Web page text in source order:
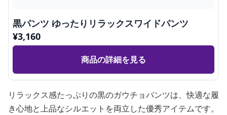
黒パンツ ゆったりリラックスワイドパンツ
¥3,160
商品の詳細を見る
リラックス感たっぷりの黒のガウチョパンツは、快適な履
き心地と上品なシルエットを両立した優秀アイテムです。